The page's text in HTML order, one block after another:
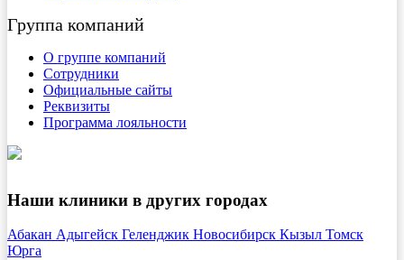
Группа компаний
О группе компаний
Сотрудники
Официальные сайты
Реквизиты
Программа лояльности
Наши клиники в других городах
Абакан Адыгейск Геленджик Новосибирск Кызыл Томск
Юрга